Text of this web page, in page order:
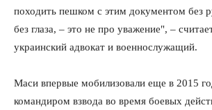
походить пешком с этим документом без
без глаза, – это не про уважение", –
украинский адвокат и военнослужащий.
Маси впервые мобилизовали еще в 2015
командиром взвода во время боевых